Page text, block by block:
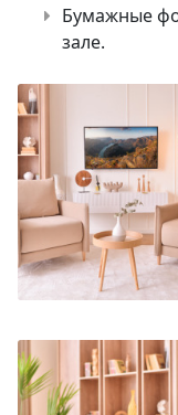
Бумажные
зале.